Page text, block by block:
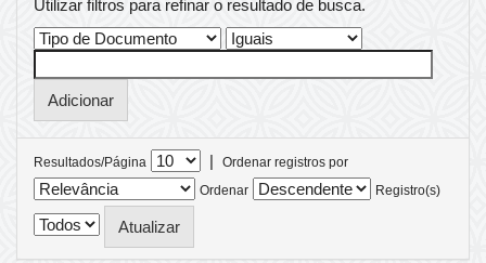
Utilizar filtros para refinar o resultado de busca.
Resultados/Página |
Ordenar registros por
Ordenar
Registro(s)